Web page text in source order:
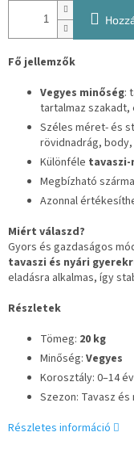
Fő jellemzők
Vegyes minőség:
tartalmaz
Széles méret- és
rövidnadrág,
Különféle
Megbízható
Azonnal
Miért válaszd?
Gyors és gazdaságos
tavaszi és nyári
eladásra alkalmas, így
Részletek
Tömeg: 20 kg
Minőség: Vegyes
Korosztály: 0–14 év
Szezon: Tavasz és
Részletes információ